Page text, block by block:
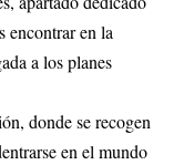
encontrar en la
a los planes
donde se recogen
en el mundo